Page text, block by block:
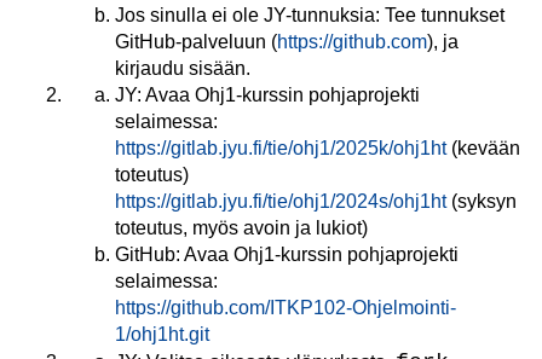
Jos sinulla ei ole JY-tunnuksia: Tee tunnukset
GitHub-palveluun (https://github.com), ja
kirjaudu sisään.
JY: Avaa Ohj1-kurssin pohjaprojekti
selaimessa:
https://gitlab.jyu.fi/tie/ohj1/2025k/ohj1ht(kevään
toteutus)
https://gitlab.jyu.fi/tie/ohj1/2024s/ohj1ht(syksyn
toteutus, myös avoin ja lukiot)
GitHub: Avaa Ohj1-kurssin pohjaprojekti
selaimessa:
https://github.com/ITKP102-Ohjelmointi-
1/ohj1ht.git